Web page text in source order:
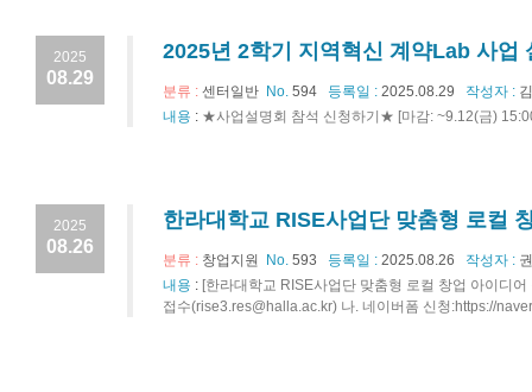
2025
08.29
2025년 2학기 지역혁신 계약Lab 사업
분류 : 센터일반 No. 594 등록일 : 2025.08.29 작성자 :
내용 : ★사업설명회 참석 신청하기★ [마감: ~9.12(금)
2025
08.26
한라대학교 RISE사업단 맞춤형 로컬
분류 : 창업지원 No. 593 등록일 : 2025.08.26 작성자 :
내용 : [한라대학교 RISE사업단 맞춤형 로컬 창업 아이디
접수(rise3.res@halla.ac.kr) 나. 네이버폼 신청:https://